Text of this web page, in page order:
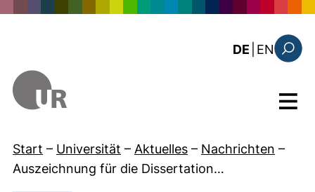
DE EN: the
Menü
Start – Universität – Aktuelles – Nachrichten –
Auszeichnung für die Dissertation…